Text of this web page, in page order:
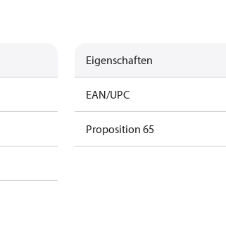
Eigenschaften
EAN/UPC
Proposition 65